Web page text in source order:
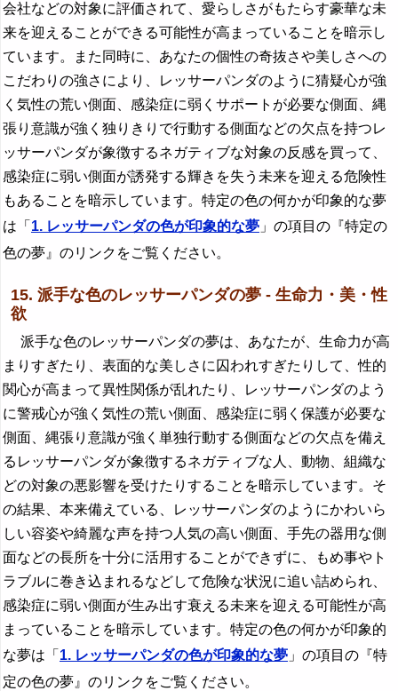
会社などの対象に評価されて、愛らしさがもたらす豪華な未
来を迎えることができる可能性が高まっていることを暗示し
ています。また同時に、あなたの個性の奇抜さや美しさへの
こだわりの強さにより、レッサーパンダのように猜疑心が強
く気性の荒い側面、感染症に弱くサポートが必要な側面、縄
張り意識が強く独りきりで行動する側面などの欠点を持つレ
ッサーパンダが象徴するネガティブな対象の反感を買って、
感染症に弱い側面が誘発する輝きを失う未来を迎える危険性
もあることを暗示しています。特定の色の何かが印象的な夢
は「 1. レッサーパンダの色が印象的な夢 」の項目の『特定の
色の夢』のリンクをご覧ください。
15. 派手な色のレッサーパンダの夢 - 生命力・美・性
欲
派手な色のレッサーパンダの夢は、あなたが、生命力が高
まりすぎたり、表面的な美しさに囚われすぎたりして、性的
関心が高まって異性関係が乱れたり、レッサーパンダのよう
に警戒心が強く気性の荒い側面、感染症に弱く保護が必要な
側面、縄張り意識が強く単独行動する側面などの欠点を備え
るレッサーパンダが象徴するネガティブな人、動物、組織な
どの対象の悪影響を受けたりすることを暗示しています。そ
の結果、本来備えている、レッサーパンダのようにかわいら
しい容姿や綺麗な声を持つ人気の高い側面、手先の器用な側
面などの長所を十分に活用することができずに、もめ事やト
ラブルに巻き込まれるなどして危険な状況に追い詰められ、
感染症に弱い側面が生み出す衰える未来を迎える可能性が高
まっていることを暗示しています。特定の色の何かが印象的
な夢は「 1. レッサーパンダの色が印象的な夢 」の項目の『特
定の色の夢』のリンクをご覧ください。